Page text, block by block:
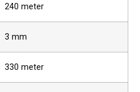
240 meter
3 mm
330 meter